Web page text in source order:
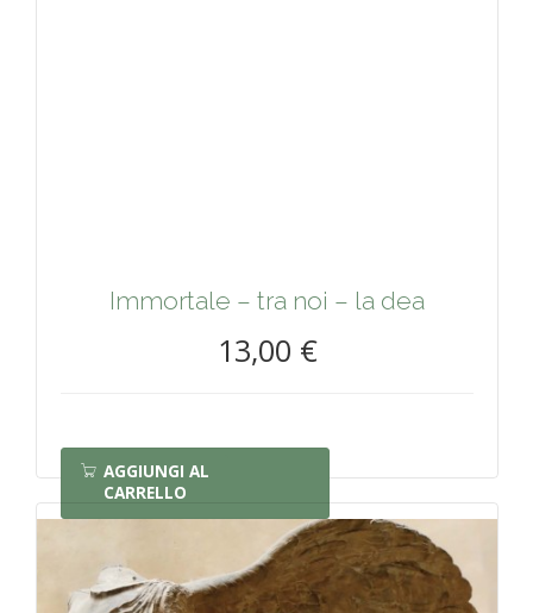
Immortale – tra noi – la dea
13,00 €
AGGIUNGI AL
CARRELLO